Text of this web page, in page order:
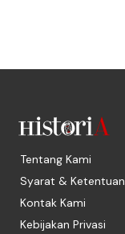
Tentang Kami
Syarat & Ketentuan
Kontak Kami
Kebijakan Privasi